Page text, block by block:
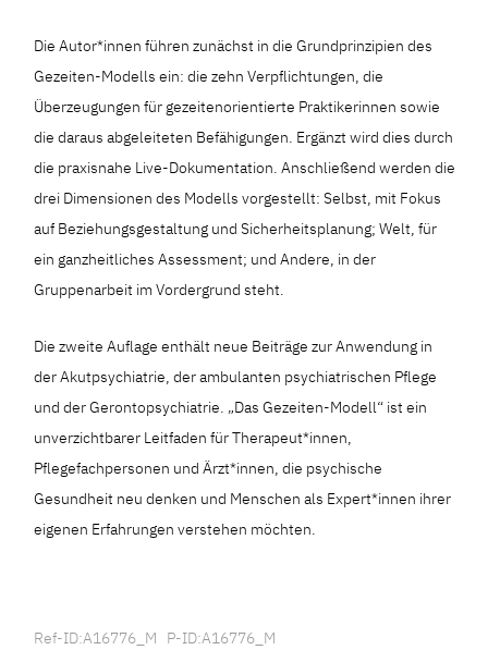
Die Autor*innen führen zunächst in die Grundprinzipien des
Gezeiten-Modells ein: die zehn Verpflichtungen, die
Überzeugungen für gezeitenorientierte Praktikerinnen sowie
die daraus abgeleiteten Befähigungen. Ergänzt wird dies durch
die praxisnahe Live-Dokumentation. Anschließend werden die
drei Dimensionen des Modells vorgestellt: Selbst, mit Fokus
auf Beziehungsgestaltung und Sicherheitsplanung; Welt, für
ein ganzheitliches Assessment; und Andere, in der
Gruppenarbeit im Vordergrund steht.
Die zweite Auflage enthält neue Beiträge zur Anwendung in
der Akutpsychiatrie, der ambulanten psychiatrischen Pflege
und der Gerontopsychiatrie. „Das Gezeiten-Modell“ ist ein
unverzichtbarer Leitfaden für Therapeut*innen,
Pflegefachpersonen und Ärzt*innen, die psychische
Gesundheit neu denken und Menschen als Expert*innen ihrer
eigenen Erfahrungen verstehen möchten.
Ref-ID:A16776_M P-ID:A16776_M